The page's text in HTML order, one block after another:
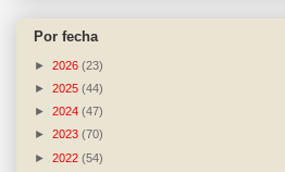
Por fecha
► 2026 (23)
► 2025 (44)
► 2024 (47)
► 2023 (70)
► 2022 (54)